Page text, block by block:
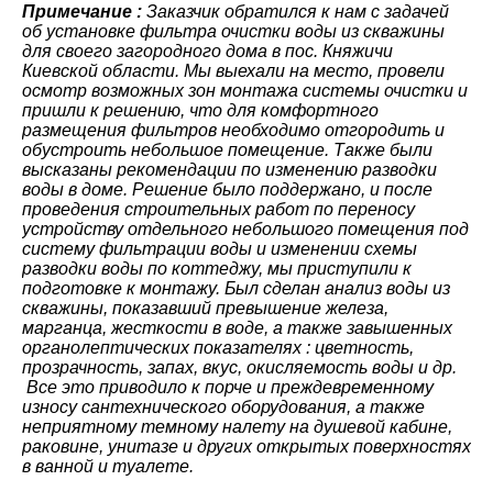
Примечание :Заказчик обратился к нам с задачей
об установке фильтра очистки воды из скважины
для своего загородного дома в пос. Княжичи
Киевской области. Мы выехали на место, провели
осмотр возможных зон монтажа системы очистки и
пришли к решению, что для комфортного
размещения фильтров необходимо отгородить и
обустроить небольшое помещение. Также были
высказаны рекомендации по изменению разводки
воды в доме. Решение было поддержано, и после
проведения строительных работ по переносу
устройству отдельного небольшого помещения под
систему фильтрации воды и изменении схемы
разводки воды по коттеджу, мы приступили к
подготовке к монтажу. Был сделан анализ воды из
скважины, показавший превышение железа,
марганца, жесткости в воде, а также завышенных
органолептических показателях : цветность,
прозрачность, запах, вкус, окисляемость воды и др.
Все это приводило к порче и преждевременному
износу сантехнического оборудования, а также
неприятному темному налету на душевой кабине,
раковине, унитазе и других открытых поверхностях
в ванной и туалете.